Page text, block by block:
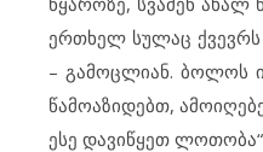
ერთხელ სულაც ქვევრს
– გამოცლიან. ბოლოს
წამოაზიდებთ,
ესე დავიწყეთ